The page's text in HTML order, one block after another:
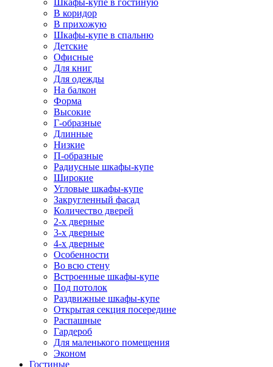
Шкафы-купе в гостиную
В коридор
В прихожую
Шкафы-купе в спальню
Детские
Офисные
Для книг
Для одежды
На балкон
Форма
Высокие
Г-образные
Длинные
Низкие
П-образные
Радиусные шкафы-купе
Широкие
Угловые шкафы-купе
Закругленный фасад
Количество дверей
2-х дверные
3-х дверные
4-х дверные
Особенности
Во всю стену
Встроенные шкафы-купе
Под потолок
Раздвижные шкафы-купе
Открытая секция посередине
Распашные
Гардероб
Для маленького помещения
Эконом
Гостиные